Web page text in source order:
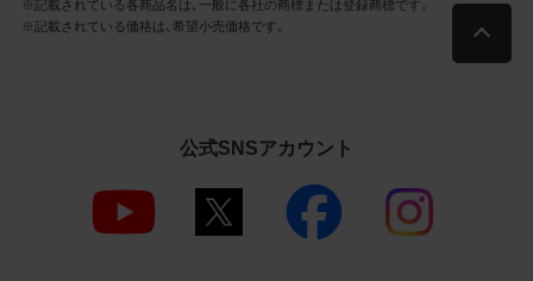
当社は、商品写真データの正確性、完全性、
て発生した一切の損害について、当社はそ
真データの内容は予告なしに変更又は掲載
を中止することがありますのでご了承くだ
※記載されている各商品名は、一般に各社の商標または登録商標です。
※記載されている価格は、希望小売価格です。
公式SNSアカウント